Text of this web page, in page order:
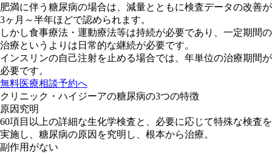
肥満に伴う糖尿病の場合は、減量とともに検査データの改善が
3ヶ月～半年ほどで認められます。
しかし食事療法・運動療法等は持続が必要であり、一定期間の
治療というよりは日常的な継続が必要です。
インスリンの自己注射を止める場合では、年単位の治療期間が
必要です。
無料医療相談予約へ
クリニック・ハイジーアの糖尿病の3つの特徴
原因究明
60項目以上の詳細な生化学検査と、必要に応じて特殊な検査を
実施し、糖尿病の原因を究明し、根本から治療。
副作用がない